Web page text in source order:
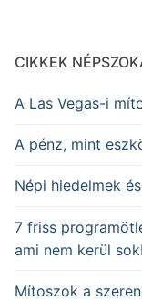
CIKKEK
A Las Vegas-i
A pénz, mint
Népi hiedelmek
7 friss
ami nem kerül
Mítoszok a